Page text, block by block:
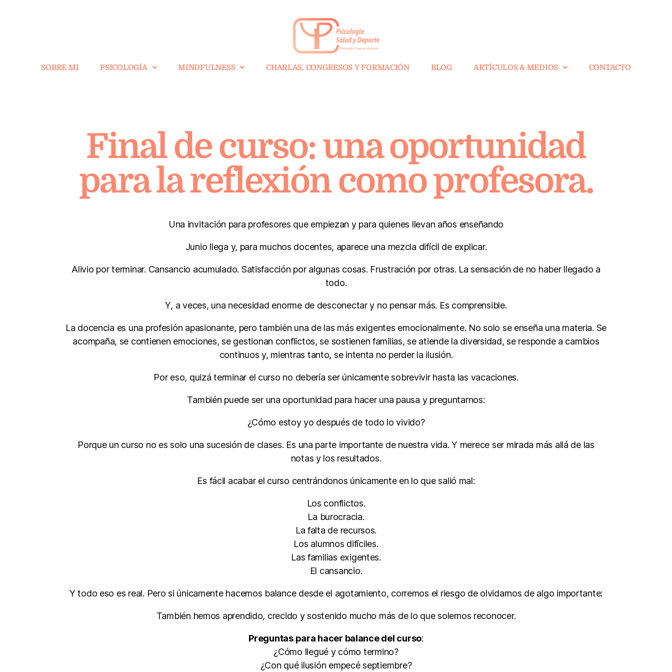
SOBRE MI PSICOLOGÍA MINDFULNESS CHARLAS, CONGRESOS Y FORMACIÓN BLOG ARTÍCULOS & MEDIOS CONTACTO
Final de curso: una oportunidad
para la reflexión como profesora.
Una invitación para profesores que empiezan y para quienes llevan años enseñando
Junio llega y, para muchos docentes, aparece una mezcla difícil de explicar.
Alivio por terminar. Cansancio acumulado. Satisfacción por algunas cosas. Frustración por otras. La sensación de no haber llegado a
todo.
Y, a veces, una necesidad enorme de desconectar y no pensar más. Es comprensible.
La docencia es una profesión apasionante, pero también una de las más exigentes emocionalmente. No solo se enseña una materia. Se
acompaña, se contienen emociones, se gestionan conflictos, se sostienen familias, se atiende la diversidad, se responde a cambios
continuos y, mientras tanto, se intenta no perder la ilusión.
Por eso, quizá terminar el curso no debería ser únicamente sobrevivir hasta las vacaciones.
También puede ser una oportunidad para hacer una pausa y preguntarnos:
¿Cómo estoy yo después de todo lo vivido?
Porque un curso no es solo una sucesión de clases. Es una parte importante de nuestra vida. Y merece ser mirada más allá de las
notas y los resultados.
Es fácil acabar el curso centrándonos únicamente en lo que salió mal:
Los conflictos.
La burocracia.
La falta de recursos.
Los alumnos difíciles.
Las familias exigentes.
El cansancio.
Y todo eso es real. Pero si únicamente hacemos balance desde el agotamiento, corremos el riesgo de olvidarnos de algo importante:
También hemos aprendido, crecido y sostenido mucho más de lo que solemos reconocer.
Preguntas para hacer balance del curso:
¿Cómo llegué y cómo termino?
¿Con qué ilusión empecé septiembre?